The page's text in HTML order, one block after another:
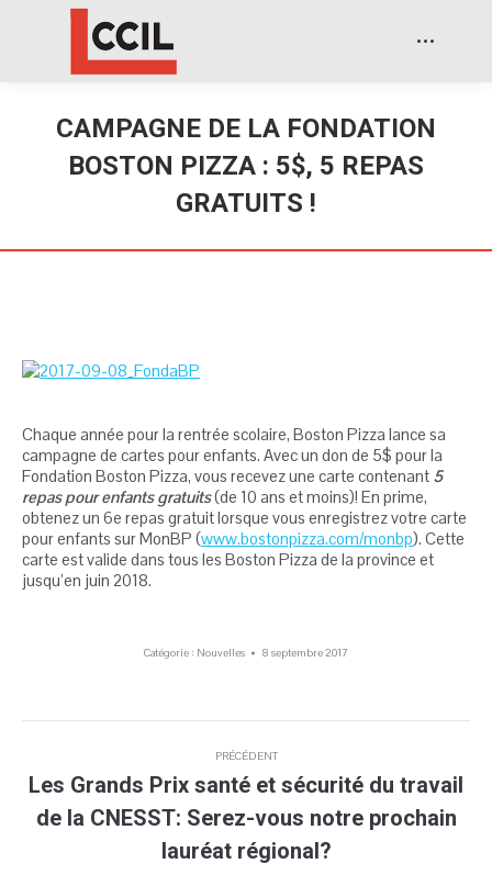
CAMPAGNE DE LA FONDATION
BOSTON PIZZA : 5$, 5 REPAS
GRATUITS !
Chaque année pour la rentrée scolaire, Boston Pizza lance sa
campagne de cartes pour enfants. Avec un don de 5$ pour la
Fondation Boston Pizza, vous recevez une carte contenant 5
repas pour enfants gratuits(de 10 ans et moins)! En prime,
obtenez un 6e repas gratuit lorsque vous enregistrez votre carte
pour enfants sur MonBP (www.bostonpizza.com/monbp). Cette
carte est valide dans tous les Boston Pizza de la province et
jusqu’en juin 2018.
Catégorie : Nouvelles 8 septembre 2017
article
PRÉCÉDENT
Article
précédent
:
Les Grands Prix santé et sécurité du travail
de la CNESST: Serez-vous notre prochain
lauréat régional?